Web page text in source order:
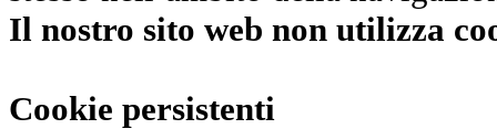
Il nostro sito web non utilizza
Cookie persistenti